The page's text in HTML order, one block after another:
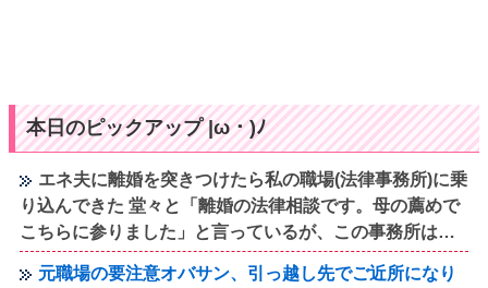
本日のピックアップ |ω・)ﾉ
エネ夫に離婚を突きつけたら私の職場(法律事務所)に乗
り込んできた 堂々と「離婚の法律相談です。母の薦めで
こちらに参りました」と言っているが、この事務所は…
元職場の要注意オバサン、引っ越し先でご近所になり